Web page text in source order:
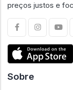
preços justos e
Sobre